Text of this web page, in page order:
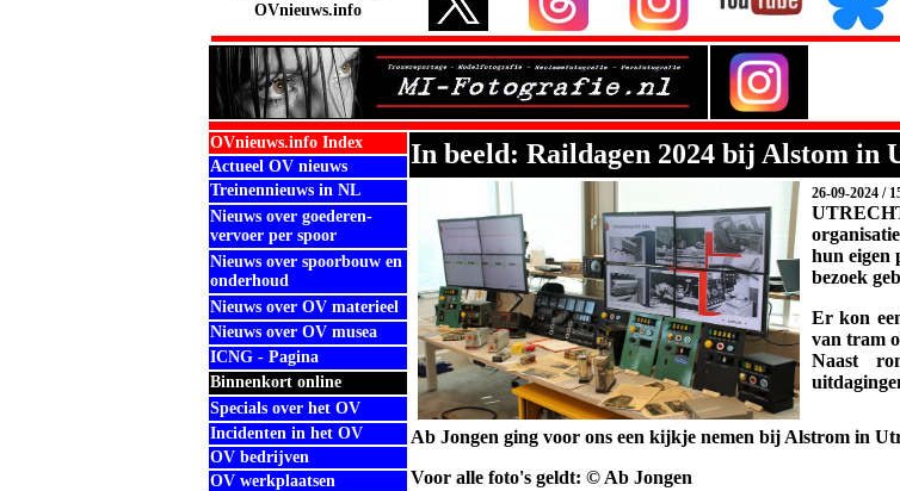
OVnieuws.info
OVnieuws.info Index In beeld: Raildagen 2024 bij Alstom in
Actueel OV nieuws
Treinennieuws in NL
26-09-2024 /
o
hun eigen
bezoek
Er kon
van tram
Naast
Nieuws over goederen-
vervoer per spoor
Nieuws over spoorbouw en
onderhoud
Nieuws over OV materieel
Nieuws over OV musea
ICNG - Pagina
Binnenkort online
Specials over het OV
Incidenten in het OV
Ab Jongen ging voor ons een kijkje nemen bij Alstrom in
Voor alle foto's geldt: © Ab Jongen
OV bedrijven
OV werkplaatsen